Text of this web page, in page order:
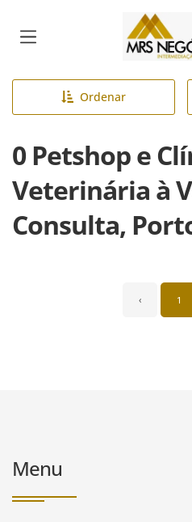
Página
Ordenar
0 Petshop e
Veterinária à
Consulta,
‹ 1
Menu